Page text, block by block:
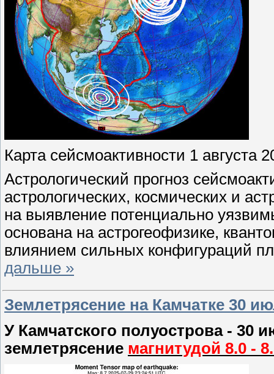
Карта сейсмоактивности 1 августа
Астрологический прогноз
астрологических, космических и
на выявление потенциально
основана на астрогеофизике,
влиянием сильных конфигураций
дальше »
Землетрясение на Камчатке 30
У Камчатского полуострова - 30
землетрясение магнитудой 8.0 -